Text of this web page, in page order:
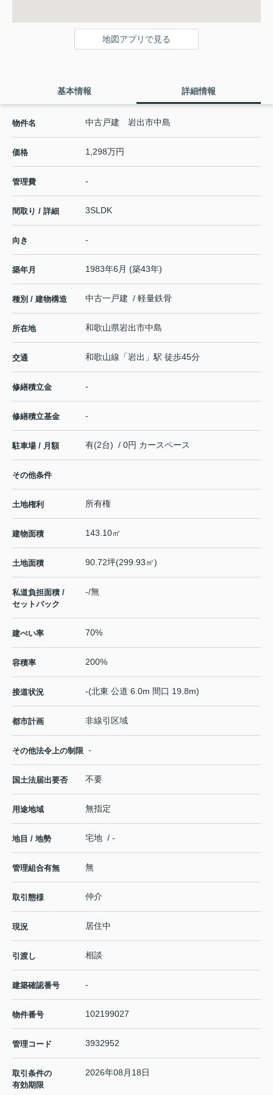
地図アプリで見る
基本情報 詳細情報
物件名 中古戸建 岩出市中島
価格 1,298万円
管理費 -
間取り / 詳細 3SLDK
向き -
築年月 1983年6月 (築43年)
種別 / 建物構造 中古一戸建 / 軽量鉄骨
所在地 和歌山県岩出市中島
交通 和歌山線 「岩出 」駅 徒歩45分
修繕積立金 -
修繕積立基金 -
駐車場 / 月額 有(2台) / 0円 カースペース
その他条件
土地権利 所有権
建物面積 143.10㎡
土地面積 90.72坪(299.93㎡)
私道負担面積 /
セットバック
-/無
建ぺい率 70%
容積率 200%
接道状況 -(北東 公道 6.0m 間口 19.8m)
都市計画 非線引区域
その他法令上の制限 -
国土法届出要否 不要
用途地域 無指定
地目 / 地勢 宅地 / -
管理組合有無 無
取引態様 仲介
現況 居住中
引渡し 相談
建築確認番号 -
物件番号 102199027
管理コード 3932952
取引条件の
有効期限
2026年08月18日